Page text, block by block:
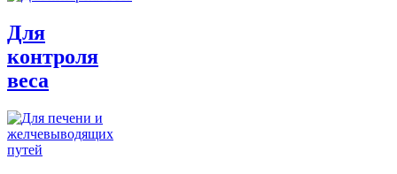
Для
контроля
веса